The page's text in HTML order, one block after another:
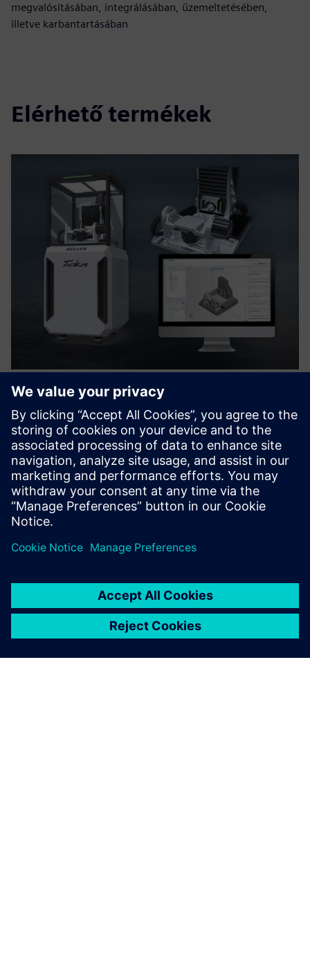
megvalósításában, integrálásában, üzemeltetésében,
illetve karbantartásában
Elérhető termékek
HELLER Tokn & Digital Twin -
Perfect Match for Training
A compact CNC machine by HELLER with SINUMERIK ONE
control with the associated Digital Twin opens up new
technical training possibilities.
További információk